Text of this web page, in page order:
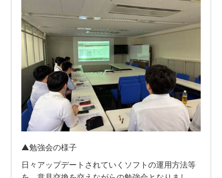
▲勉強会の様子
日々アップデートされていくソフトの運用方法等